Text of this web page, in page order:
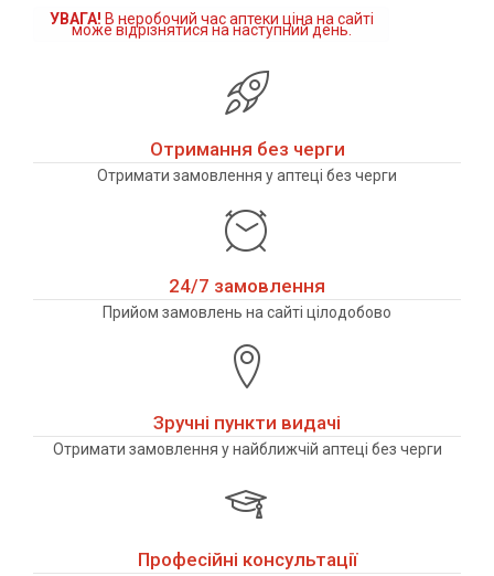
УВАГА! В неробочий час аптеки ціна на сайті
може відрізнятися на наступний день.
Отримання без черги
Отримати замовлення у аптеці без черги
24/7 замовлення
Прийом замовлень на сайті цілодобово
Зручні пункти видачі
Отримати замовлення у найближчій аптеці без черги
Професійні консультації